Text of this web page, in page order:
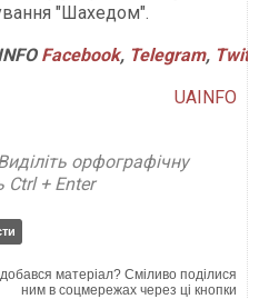
"Шахедом".
Facebook, Telegram,
UAINFO
орфографічну
Ctrl + Enter
матеріал? Сміливо поділися
ним в соцмережах через ці кнопки